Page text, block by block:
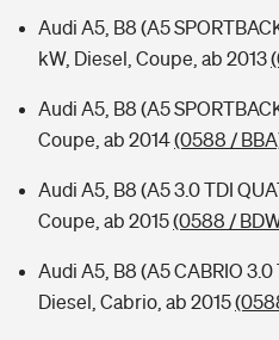
Audi A5, B8 (A5
kW, Diesel, Coupe, ab 2013
Audi A5, B8 (A5
Coupe, ab 2014(0588 /
Audi A5, B8 (A5 3.0 TDI
Coupe, ab 2015(0588 /
Audi A5, B8 (A5 CABRIO 3.0
Diesel, Cabrio, ab 2015